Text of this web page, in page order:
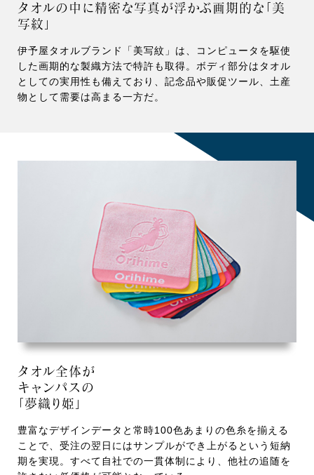
タオルの中に精密な写真が浮かぶ画期的な「美
写紋」
伊予屋タオルブランド「美写紋」は、コンピュータを駆使
した画期的な製織方法で特許も取得。ボディ部分はタオル
としての実用性も備えており、記念品や販促ツール、土産
物として需要は高まる一方だ。
タオル全体が
キャンパスの
「夢織り姫」
豊富なデザインデータと常時100色あまりの色糸を揃える
ことで、受注の翌日にはサンプルができ上がるという短納
期を実現。すべて自社での一貫体制により、他社の追随を